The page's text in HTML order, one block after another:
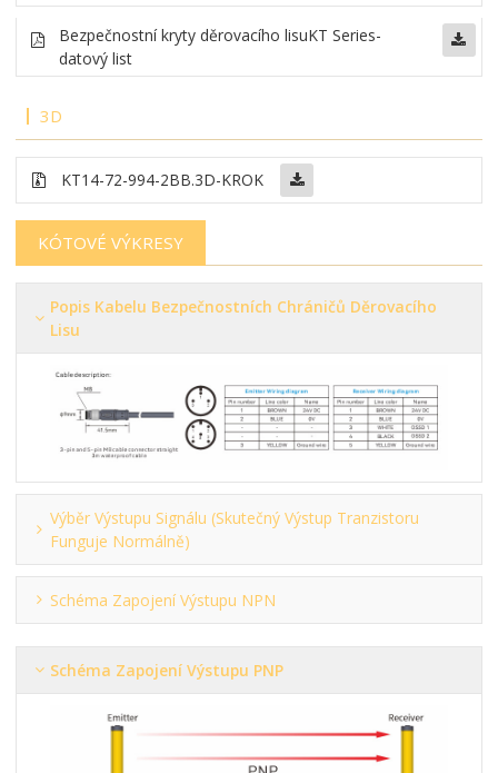
Bezpečnostní kryty děrovacího lisuKT Series-
datový list
3D
KT14-72-994-2BB.3D-KROK
KÓTOVÉ VÝKRESY
Popis Kabelu Bezpečnostních Chráničů Děrovacího
Lisu
Výběr Výstupu Signálu (skutečný Výstup Tranzistoru
Funguje Normálně)
Schéma Zapojení Výstupu NPN
Schéma Zapojení Výstupu PNP